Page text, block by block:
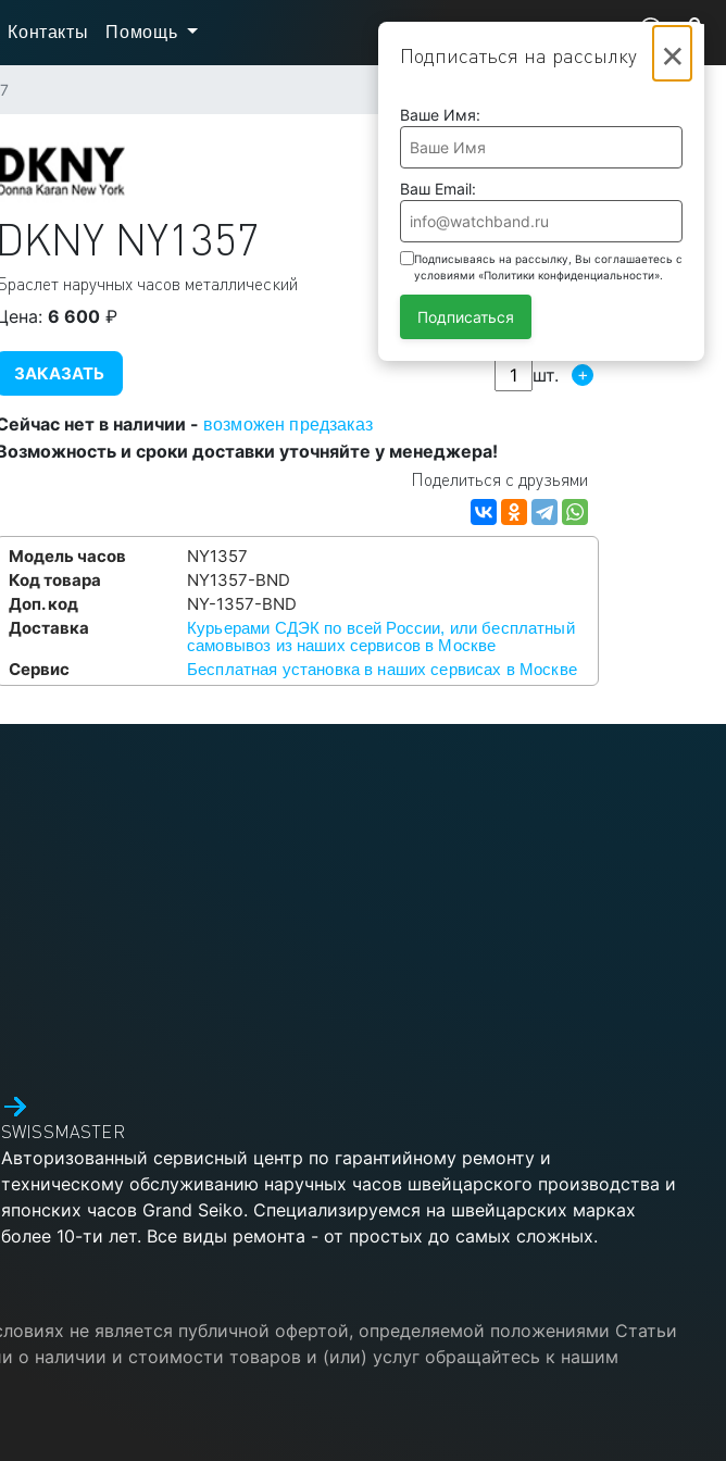
×
Подписаться на рассылку
Ваше Имя:
Ваш Email:
Подписываясь на рассылку, Вы соглашаетесь с
условиями «Политики конфиденциальности».
Подписаться
Контакты Помощь
DKNY NY1357
наручных часов металлический
6 600 ₽
ЗАКАЗАТЬ шт. +
нет в наличии - возможен предзаказ
и сроки доставки уточняйте у менеджера!
Поделиться с друзьями
Модель часов
NY1357
Код товара
NY1357-BND
Доп. код
NY-1357-BND
Доставка
Курьерами СДЭК по всей России, или бесплатный
самовывоз из наших сервисов в Москве
Сервис Бесплатная установка в наших сервисах в Москве
SWISSMASTER
Авторизованный сервисный центр по гарантийному ремонту и
техническому обслуживанию наручных часов швейцарского производства и
японских часов Grand Seiko. Специализируемся на швейцарских марках
более 10-ти лет. Все виды ремонта - от простых до самых сложных.
не является публичной офертой, определяемой положениями Статьи
наличии и стоимости товаров и (или) услуг обращайтесь к нашим